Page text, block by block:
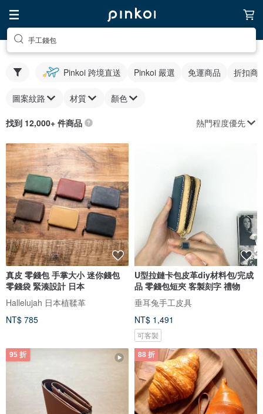
手工錢包
Pinkoi 跨境直送 Pinkoi 嚴選 免運商品 折扣商
圖案紋路 材質 顏色
找到 12,000+ 件商品 熱門程度優先
真皮 零錢包 手掌大小 迷你錢包
零錢袋 緊湊設計 日本
Hallelujah 日本植鞣革
NT$ 785
U型拉鏈卡包皮革diy材料包/完成
品 零錢包短夾 客製刻字 禮物
垂耳兔手工皮具
NT$ 1,491
可客製
95 折 88 折